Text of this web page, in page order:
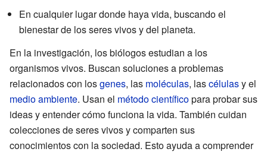
En cualquier lugar donde haya vida, buscando el
bienestar de los seres vivos y del planeta.
En la investigación, los biólogos estudian a los
organismos vivos. Buscan soluciones a problemas
relacionados con losgenes, las moléculas, lascélulasy el
medio ambiente. Usan el método científicopara probar sus
ideas y entender cómo funciona la vida. También cuidan
colecciones de seres vivos y comparten sus
conocimientos con la sociedad. Esto ayuda a comprender